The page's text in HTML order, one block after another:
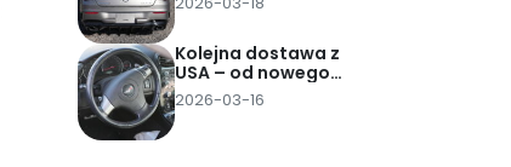
premium
za 82 tys. zł pod dom
Kolejna dostawa z
USA – od nowego
Audi Q5 Sportback po
Corvette V8 i
2026-03-16